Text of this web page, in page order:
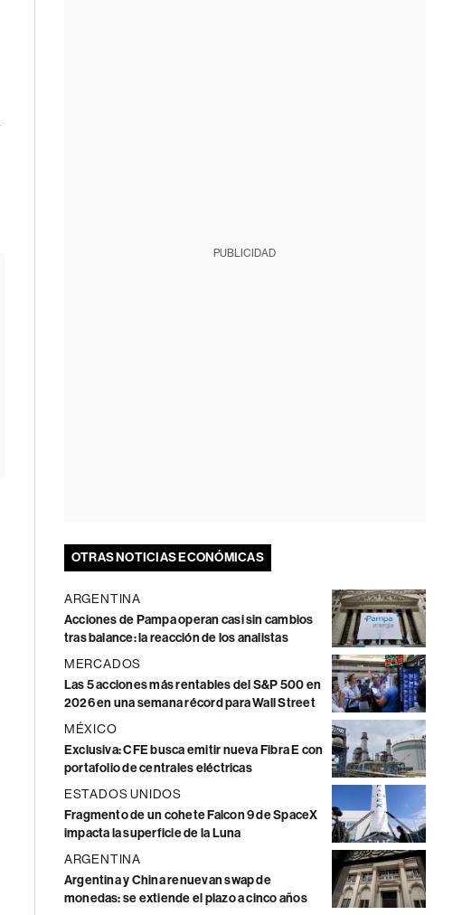
PUBLICIDAD
OTRAS NOTICIAS ECONÓMICAS
ARGENTINA
Acciones de Pampa operan casi sin cambios
tras balance: la reacción de los analistas
MERCADOS
Las 5 acciones más rentables del S&P 500 en
2026 en una semana récord para Wall Street
MÉXICO
Exclusiva: CFE busca emitir nueva Fibra E con
portafolio de centrales eléctricas
ESTADOS UNIDOS
Fragmento de un cohete Falcon 9 de SpaceX
impacta la superficie de la Luna
ARGENTINA
Argentina y China renuevan swap de
monedas: se extiende el plazo a cinco años